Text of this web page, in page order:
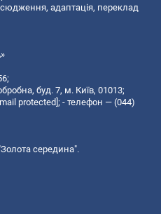
адаптація, переклад
буд. 7, м. Київ, 01013;
protected] ; - телефон — (044)
середина".